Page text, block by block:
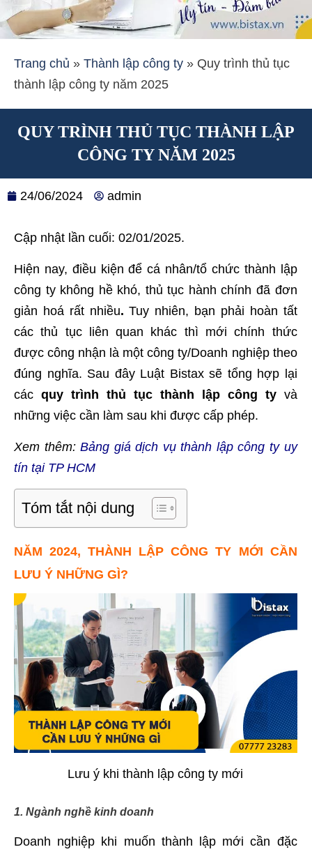
Trang chủ » Thành lập công ty » Quy trình thủ tục
thành lập công ty năm 2025
QUY TRÌNH THỦ TỤC THÀNH LẬP
CÔNG TY NĂM 2025
24/06/2024 admin
Cập nhật lần cuối: 02/01/2025.
Hiện nay, điều kiện để cá nhân/tổ chức thành lập
công ty không hề khó, thủ tục hành chính đã đơn
giản hoá rất nhiều.Tuy nhiên, bạn phải hoàn tất
các thủ tục liên quan khác thì mới chính thức
được công nhận là một công ty/Doanh nghiệp theo
đúng nghĩa. Sau đây Luật Bistax sẽ tổng hợp lại
các quy trình thủ tục thành lập công tyvà
những việc cần làm sau khi được cấp phép.
Xem thêm:Bảng giá dịch vụ thành lập công ty uy
tín tại TP HCM
Tóm tắt nội dung
NĂM 2024, THÀNH LẬP CÔNG TY MỚI CẦN
LƯU Ý NHỮNG GÌ?
Lưu ý khi thành lập công ty mới
1. Ngành nghề kinh doanh
Doanh nghiệp khi muốn thành lập mới cần đặc